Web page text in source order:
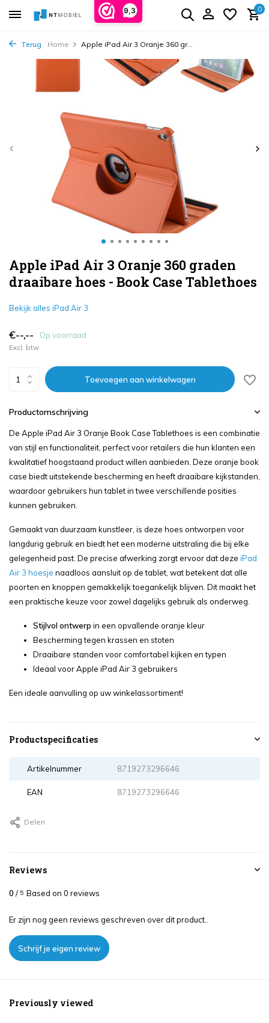
9,3 0
Terug Home Apple iPad Air 3 Oranje 360 gr...
Apple iPad Air 3 Oranje 360 graden
draaibare hoes - Book Case Tablethoes
Bekijk alles iPad Air 3
€--,-- Op voorraad
Excl. btw
Toevoegen aan winkelwagen
Productomschrijving
De Apple iPad Air 3 Oranje Book Case Tablethoes is een combinatie
van stijl en functionaliteit, perfect voor retailers die hun klanten een
kwalitatief hoogstaand product willen aanbieden. Deze oranje book
case biedt uitstekende bescherming en heeft draaibare kijkstanden,
waardoor gebruikers hun tablet in twee verschillende posities
kunnen gebruiken.
Gemaakt van duurzaam kunstleer, is deze hoes ontworpen voor
langdurig gebruik en biedt het een moderne uitstraling die bij elke
gelegenheid past. De precise afwerking zorgt ervoor dat deze iPad
Air 3 hoesje naadloos aansluit op de tablet, wat betekent dat alle
poorten en knoppen gemakkelijk toegankelijk blijven. Dit maakt het
een praktische keuze voor zowel dagelijks gebruik als onderweg.
Stijlvol ontwerp in een opvallende oranje kleur
Bescherming tegen krassen en stoten
Draaibare standen voor comfortabel kijken en typen
Ideaal voor Apple iPad Air 3 gebruikers
Een ideale aanvulling op uw winkelassortiment!
Productspecificaties
Artikelnummer 8719273296646
EAN 8719273296646
Delen
Reviews
0 / 5 Based on 0 reviews
Er zijn nog geen reviews geschreven over dit product..
Schrijf je eigen review
Previously viewed